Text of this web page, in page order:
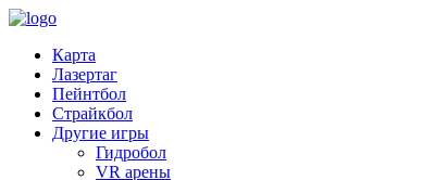
Карта
Лазертаг
Пейнтбол
Страйкбол
Другие игры
Гидробол
VR арены